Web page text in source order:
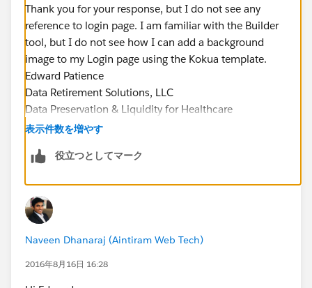
Thank you for your response, but I do not see any
reference to login page. I am familiar with the Builder
tool, but I do not see how I can add a background
image to my Login page using the Kokua template.
Edward Patience
Data Retirement Solutions, LLC
Data Preservation & Liquidity for Healthcare
954.261.0906
表示件数を増やす
役立つとしてマーク
Naveen Dhanaraj (Aintiram Web Tech)
2016年8月16日 16:28